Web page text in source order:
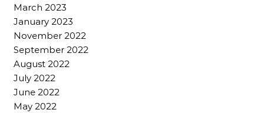
March 2023
January 2023
November 2022
September 2022
August 2022
July 2022
June 2022
May 2022